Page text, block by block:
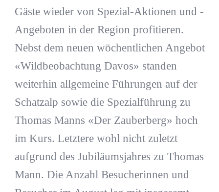
Gäste wieder von Spezial-Aktionen und -
Angeboten in der Region profitieren.
Nebst dem neuen wöchentlichen Angebot
«Wildbeobachtung Davos» standen
weiterhin allgemeine Führungen auf der
Schatzalp sowie die Spezialführung zu
Thomas Manns «Der Zauberberg» hoch
im Kurs. Letztere wohl nicht zuletzt
aufgrund des Jubiläumsjahres zu Thomas
Mann. Die Anzahl Besucherinnen und